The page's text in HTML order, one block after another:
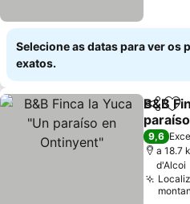
Selecione as datas para ver os
exatos.
Partilhar
B&B
Ver
9,6
a 18.7
d'Alcoi